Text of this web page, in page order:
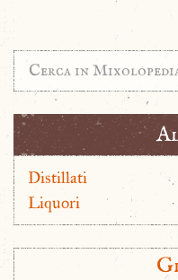
Distillati
Liquori